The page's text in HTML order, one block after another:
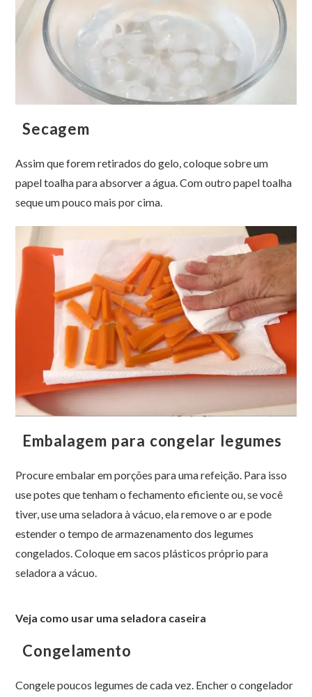
Secagem
Assim que forem retirados do gelo, coloque sobre um
papel toalha para absorver a água. Com outro papel toalha
seque um pouco mais por cima.
Embalagem para congelar legumes
Procure embalar em porções para uma refeição. Para isso
use potes que tenham o fechamento eficiente ou, se você
tiver, use uma seladora à vácuo, ela remove o ar e pode
estender o tempo de armazenamento dos legumes
congelados. Coloque em sacos plásticos próprio para
seladora a vácuo.
Veja como usar uma seladora caseira
Congelamento
Congele poucos legumes de cada vez. Encher o congelador